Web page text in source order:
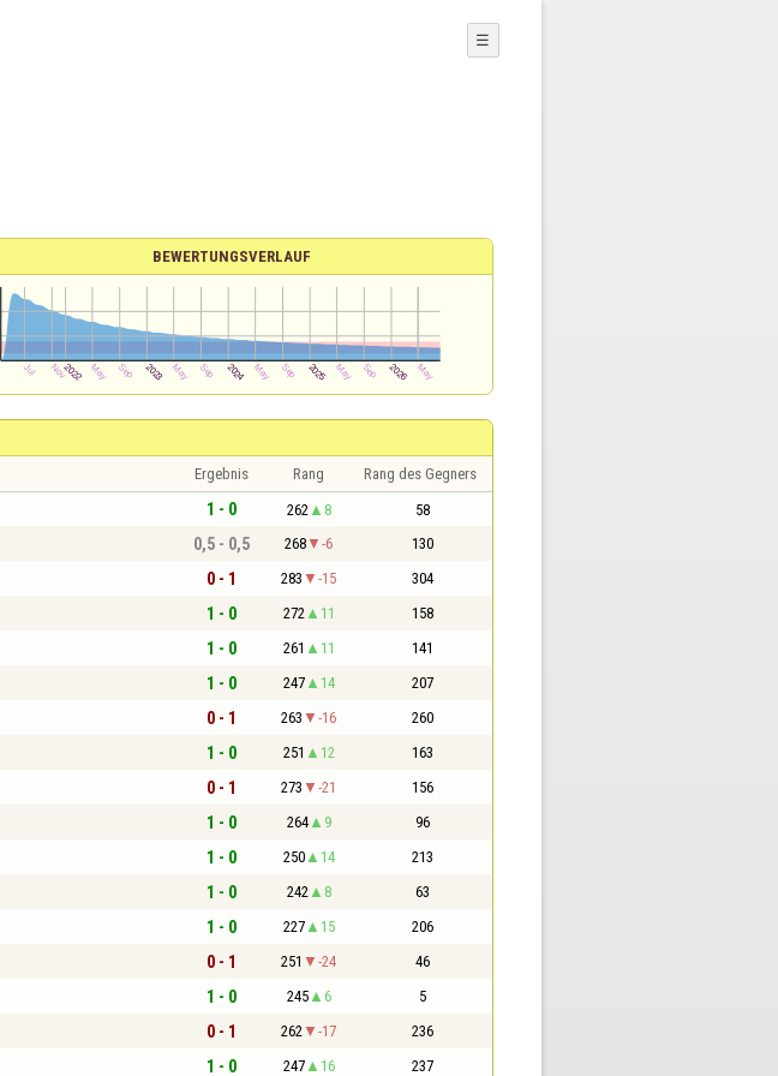
☰
BEWERTUNGSVERLAUF
Ergebnis Rang Rang des Gegners
1 - 0 262 8 58
0,5 - 0,5 268 -6 130
0 - 1 283 -15 304
1 - 0 272 11 158
1 - 0 261 11 141
1 - 0 247 14 207
0 - 1 263 -16 260
1 - 0 251 12 163
0 - 1 273 -21 156
1 - 0 264 9 96
1 - 0 250 14 213
1 - 0 242 8 63
1 - 0 227 15 206
0 - 1 251 -24 46
1 - 0 245 6 5
0 - 1 262 -17 236
1 - 0 247 16 237